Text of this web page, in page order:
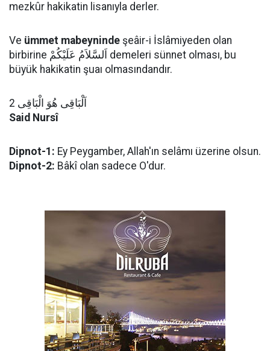
mezkûr hakikatin lisanıyla derler.
Ve ümmet mabeyninde şeâir-i İslâmiyeden olan
birbirine اَلسَّلاَمُ عَلَيْكُمْ demeleri sünnet olması, bu
büyük hakikatin şuaı olmasındandır.
اَلْبَاقِى هُوَ الْبَاقِى 2
Said Nursî
Dipnot-1: Ey Peygamber, Allah'ın selâmı üzerine olsun.
Dipnot-2: Bâkî olan sadece O'dur.